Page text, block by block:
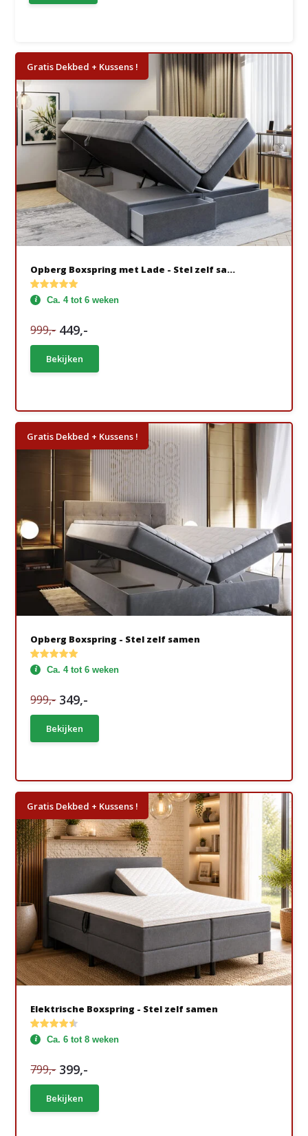
Gratis Dekbed + Kussens !
Opberg Boxspring met Lade - Stel zelf sa...
Ca. 4 tot 6 weken
999,- 449,-
Bekijken
Gratis Dekbed + Kussens !
Opberg Boxspring - Stel zelf samen
Ca. 4 tot 6 weken
999,- 349,-
Bekijken
Gratis Dekbed + Kussens !
Elektrische Boxspring - Stel zelf samen
Ca. 6 tot 8 weken
799,- 399,-
Bekijken